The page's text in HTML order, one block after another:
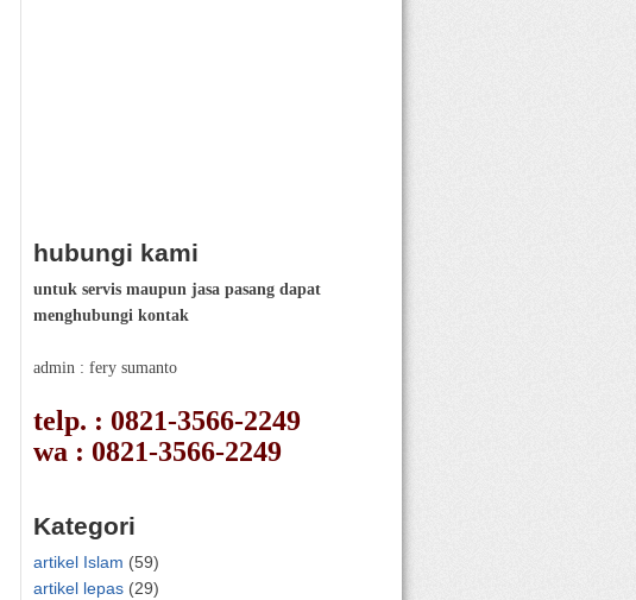
hubungi kami
untuk servis maupun jasa pasang dapat
menghubungi kontak
admin : fery sumanto
telp. : 0821-3566-2249
wa : 0821-3566-2249
Kategori
artikel Islam (59)
artikel lepas (29)